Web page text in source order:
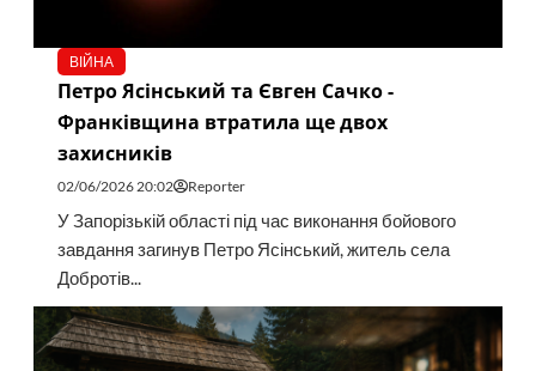
ВІЙНА
Петро Ясінський та Євген Сачко -
Франківщина втратила ще двох
захисників
02/06/2026 20:02 Reporter
У Запорізькій області під час виконання бойового
завдання загинув Петро Ясінський, житель села
Добротів...